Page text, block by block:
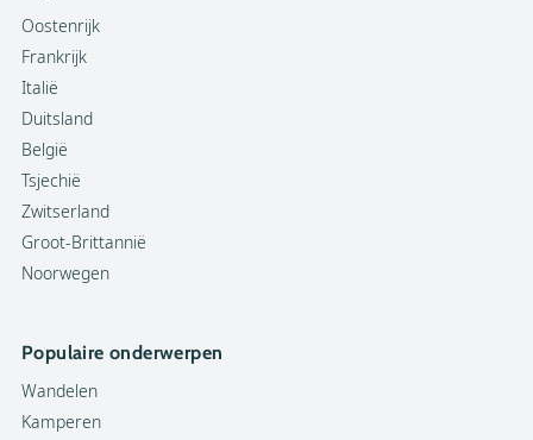
Oostenrijk
Frankrijk
Italië
Duitsland
België
Tsjechië
Zwitserland
Groot-Brittannië
Noorwegen
Populaire onderwerpen
Wandelen
Kamperen